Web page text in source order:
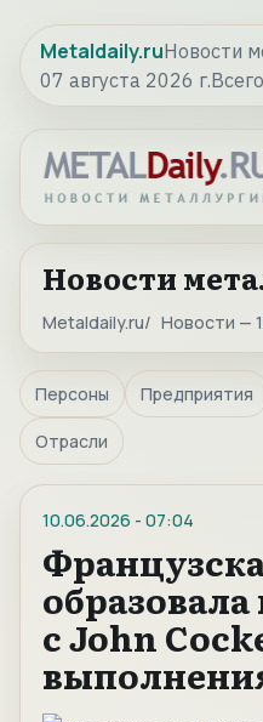
Metaldaily.ruНовости
07 августа 2026 г.
Новости
Metaldaily.ru Новости —
Персоны Предприятия
Отрасли
10.06.2026 - 07:04
с John